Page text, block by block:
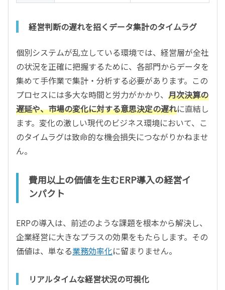
経営判断の遅れを招くデータ集計のタイムラグ
個別システムが乱立している環境では、経営層が全社
の状況を正確に把握するために、各部門からデータを
集めて手作業で集計・分析する必要があります。この
プロセスには多大な時間と労力がかかり、 月次決算の
遅延や、市場の変化に対する意思決定の遅れに直結し
ます。変化の激しい現代のビジネス環境において、こ
のタイムラグは致命的な機会損失につながりかねませ
ん。
費用以上の価値を生むERP導入の経営イ
ンパクト
ERPの導入は、前述のような課題を根本から解決し、
企業経営に大きなプラスの効果をもたらします。その
価値は、単なる業務効率化に留まりません。
リアルタイムな経営状況の可視化